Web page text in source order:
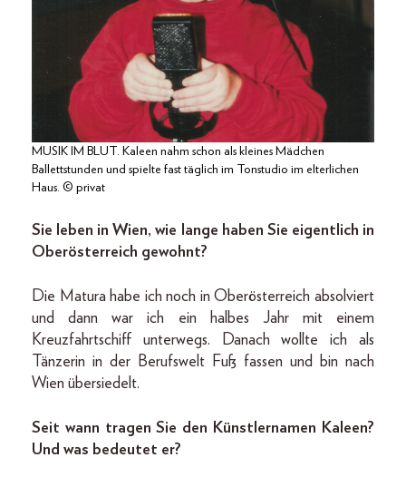
MUSIK IM BLUT. Kaleen nahm schon als kleines Mädchen
Ballettstunden und spielte fast täglich im Tonstudio im elterlichen
Haus. © privat
Sie leben in Wien, wie lange haben Sie eigentlich in
Oberösterreich gewohnt?
Die Matura habe ich noch in Oberösterreich absolviert
und dann war ich ein halbes Jahr mit einem
Kreuzfahrtschiff unterwegs. Danach wollte ich als
Tänzerin in der Berufswelt Fuß fassen und bin nach
Wien übersiedelt.
Seit wann tragen Sie den Künstlernamen Kaleen?
Und was bedeutet er?